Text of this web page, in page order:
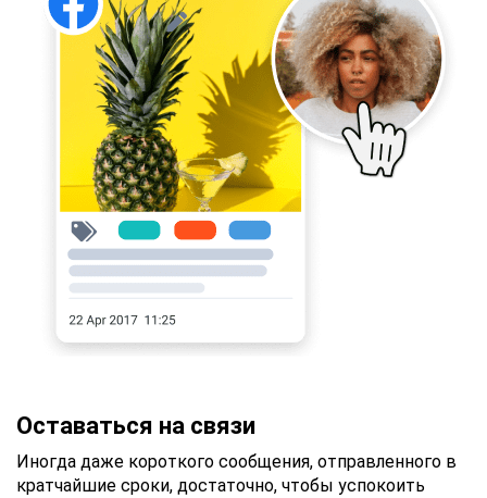
Оставаться на связи
Иногда даже короткого сообщения, отправленного в
кратчайшие сроки, достаточно, чтобы успокоить